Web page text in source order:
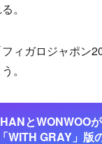
。
ィガロジャポン
。
とWONWOO
WITH GRAY」版